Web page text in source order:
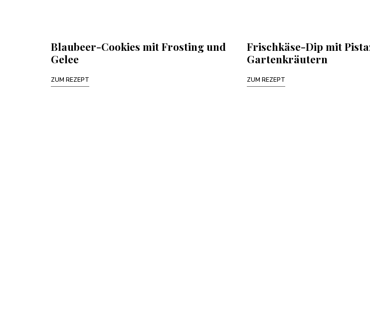
Blaubeer-Cookies mit Frosting und
Gelee
ZUM REZEPT
Frischkäse-Dip mit
Gartenkräutern
ZUM REZEPT